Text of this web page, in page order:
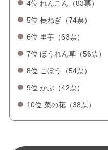
4位 れんこん（83票）
5位 長ねぎ（74票）
6位 里芋（63票）
7位 ほうれん草（56票）
8位 ごぼう（54票）
9位 かぶ（42票）
10位 菜の花（38票）